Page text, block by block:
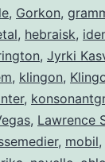
, Gorkon,
, hebraisk,
, Jyrki
, klingon,
,
, Lawrence
, mobil,